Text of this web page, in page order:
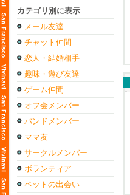
カテゴリ別に表示
メール友達
チャット仲間
恋人・結婚相手
趣味・遊び友達
ゲーム仲間
オフ会メンバー
バンドメンバー
ママ友
サークルメンバー
ボランティア
ペットの出会い